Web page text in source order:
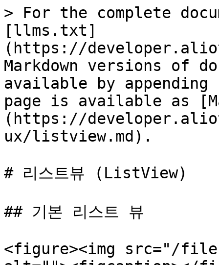
> For the complete
[llms.txt]
(https://
Markdown versions of
available by
page is available as
(https://
ux/listview.md).
# 리스트뷰 (ListView)
## 기본 리스트 뷰
<figure><img src="/files/